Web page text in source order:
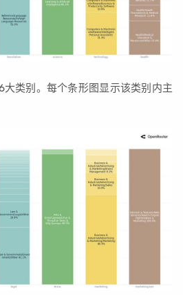
类别。每个条形图显示该类别内主